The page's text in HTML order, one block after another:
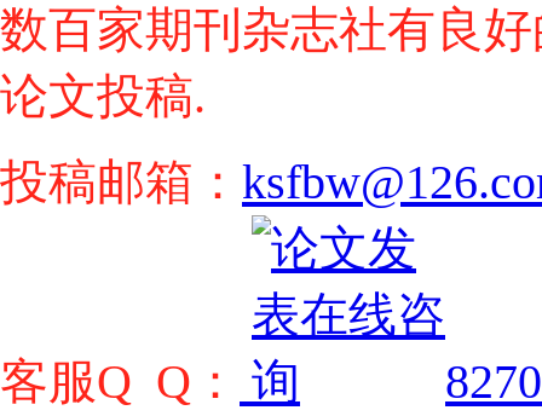
数百家期刊杂志社有良
论文投稿.
投稿邮箱：
客服Q Q：